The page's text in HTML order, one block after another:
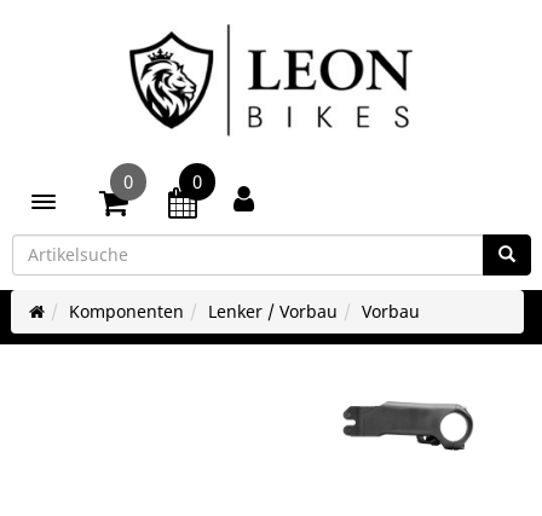
Toggle navigation
0 0
Komponenten Lenker / Vorbau Vorbau